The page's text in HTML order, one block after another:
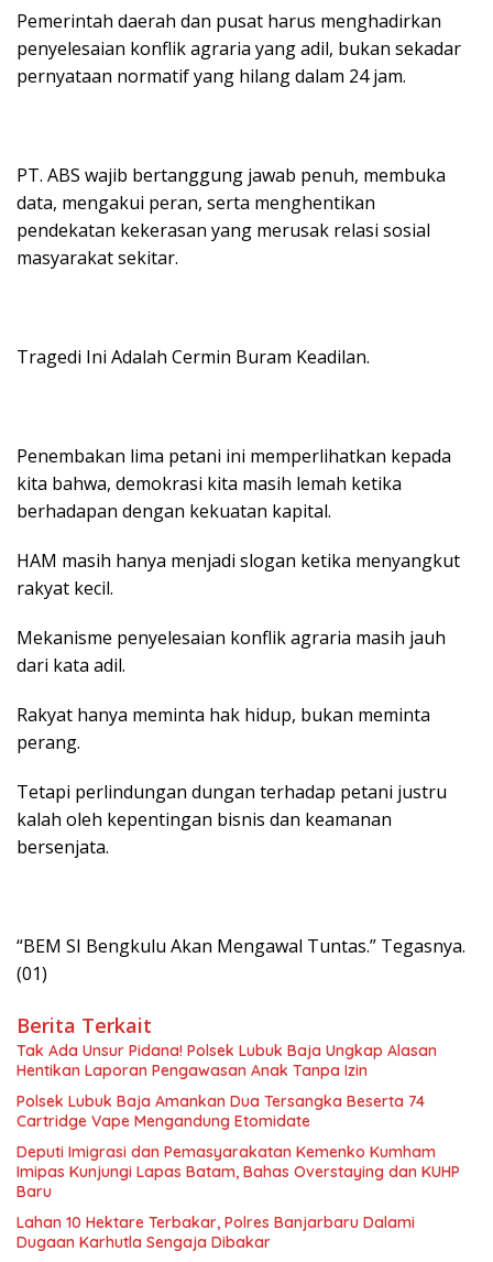
Pemerintah daerah dan pusat harus menghadirkan
penyelesaian konflik agraria yang adil, bukan sekadar
pernyataan normatif yang hilang dalam 24 jam.
PT. ABS wajib bertanggung jawab penuh, membuka
data, mengakui peran, serta menghentikan
pendekatan kekerasan yang merusak relasi sosial
masyarakat sekitar.
Tragedi Ini Adalah Cermin Buram Keadilan.
Penembakan lima petani ini memperlihatkan kepada
kita bahwa, demokrasi kita masih lemah ketika
berhadapan dengan kekuatan kapital.
HAM masih hanya menjadi slogan ketika menyangkut
rakyat kecil.
Mekanisme penyelesaian konflik agraria masih jauh
dari kata adil.
Rakyat hanya meminta hak hidup, bukan meminta
perang.
Tetapi perlindungan dungan terhadap petani justru
kalah oleh kepentingan bisnis dan keamanan
bersenjata.
“BEM SI Bengkulu Akan Mengawal Tuntas.” Tegasnya.
(01)
Berita Terkait
Tak Ada Unsur Pidana! Polsek Lubuk Baja Ungkap Alasan
Hentikan Laporan Pengawasan Anak Tanpa Izin
Polsek Lubuk Baja Amankan Dua Tersangka Beserta 74
Cartridge Vape Mengandung Etomidate
Deputi Imigrasi dan Pemasyarakatan Kemenko Kumham
Imipas Kunjungi Lapas Batam, Bahas Overstaying dan KUHP
Baru
Lahan 10 Hektare Terbakar, Polres Banjarbaru Dalami
Dugaan Karhutla Sengaja Dibakar